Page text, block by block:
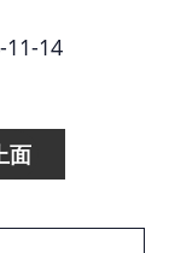
11-14
面